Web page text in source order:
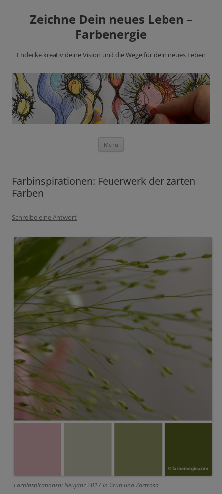
Zeichne Dein neues Leben –
Farbenergie
Endecke kreativ deine Vision und die Wege für dein neues Leben
Menü
Farbinspirationen: Feuerwerk der zarten
Farben
Schreibe eine Antwort
Farbinspirationen: Neujahr 2017 in Grün und Zartrosa